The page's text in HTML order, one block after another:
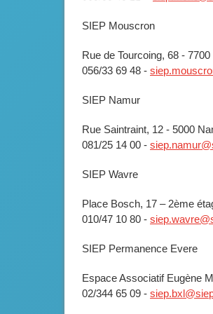
SIEP Mouscron
Rue de Tourcoing, 68 -
056/33 69 48 -
SIEP Namur
Rue Saintraint, 12 - 5000
081/25 14 00 -
SIEP Wavre
Place Bosch, 17 – 2ème
010/47 10 80 -
SIEP Permanence Evere
Espace Associatif Eugène
02/344 65 09 -